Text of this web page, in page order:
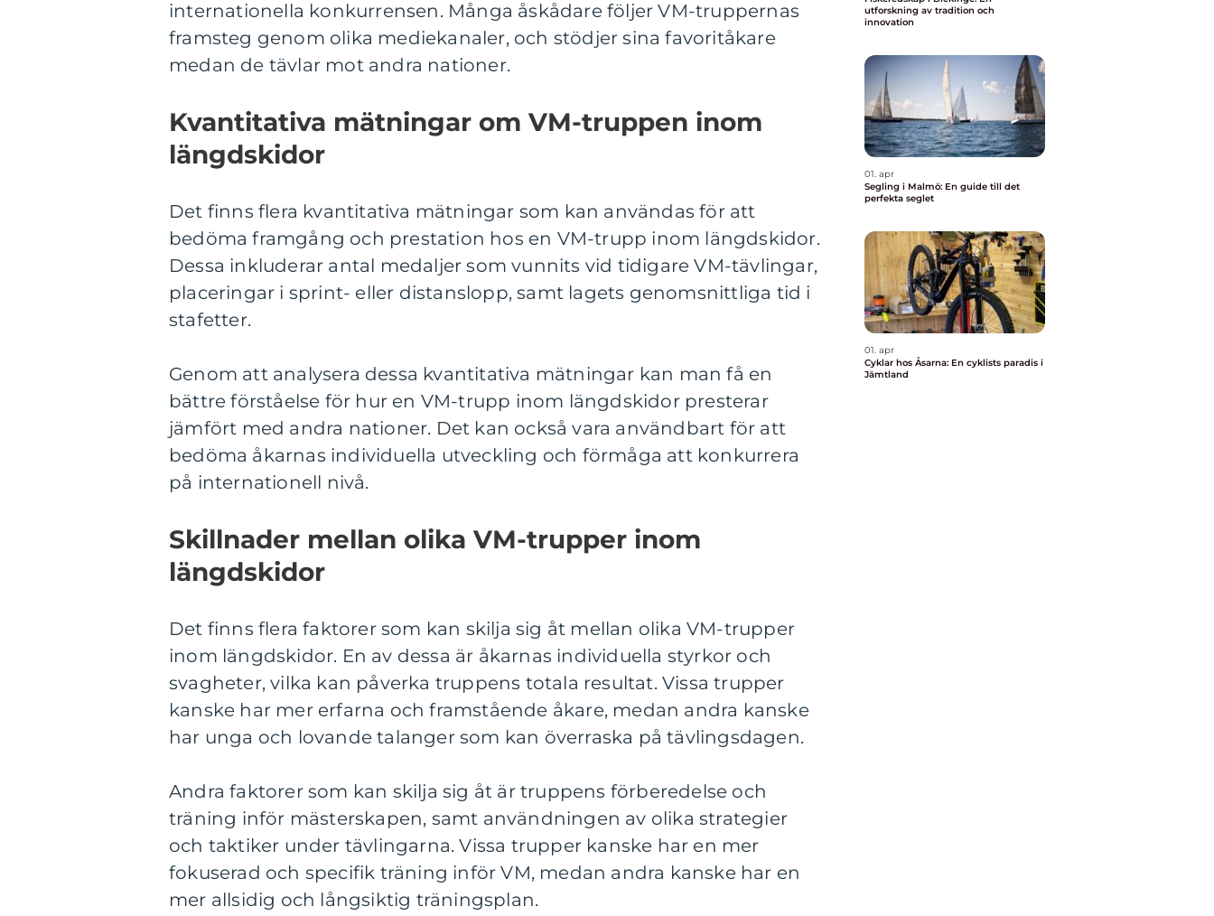
internationella konkurrensen. Många åskådare följer VM-truppernas
framsteg genom olika mediekanaler, och stödjer sina favoritåkare
medan de tävlar mot andra nationer.
Kvantitativa mätningar om VM-truppen inom
längdskidor
Det finns flera kvantitativa mätningar som kan användas för att
bedöma framgång och prestation hos en VM-trupp inom längdskidor.
Dessa inkluderar antal medaljer som vunnits vid tidigare VM-tävlingar,
placeringar i sprint- eller distanslopp, samt lagets genomsnittliga tid i
stafetter.
Genom att analysera dessa kvantitativa mätningar kan man få en
bättre förståelse för hur en VM-trupp inom längdskidor presterar
jämfört med andra nationer. Det kan också vara användbart för att
bedöma åkarnas individuella utveckling och förmåga att konkurrera
på internationell nivå.
Skillnader mellan olika VM-trupper inom
längdskidor
Det finns flera faktorer som kan skilja sig åt mellan olika VM-trupper
inom längdskidor. En av dessa är åkarnas individuella styrkor och
svagheter, vilka kan påverka truppens totala resultat. Vissa trupper
kanske har mer erfarna och framstående åkare, medan andra kanske
har unga och lovande talanger som kan överraska på tävlingsdagen.
Andra faktorer som kan skilja sig åt är truppens förberedelse och
träning inför mästerskapen, samt användningen av olika strategier
och taktiker under tävlingarna. Vissa trupper kanske har en mer
fokuserad och specifik träning inför VM, medan andra kanske har en
mer allsidig och långsiktig träningsplan.
utforskning av tradition och
innovation
01. apr
Segling i Malmö: En guide till det
perfekta seglet
01. apr
Cyklar hos Åsarna: En cyklists paradis i
Jämtland